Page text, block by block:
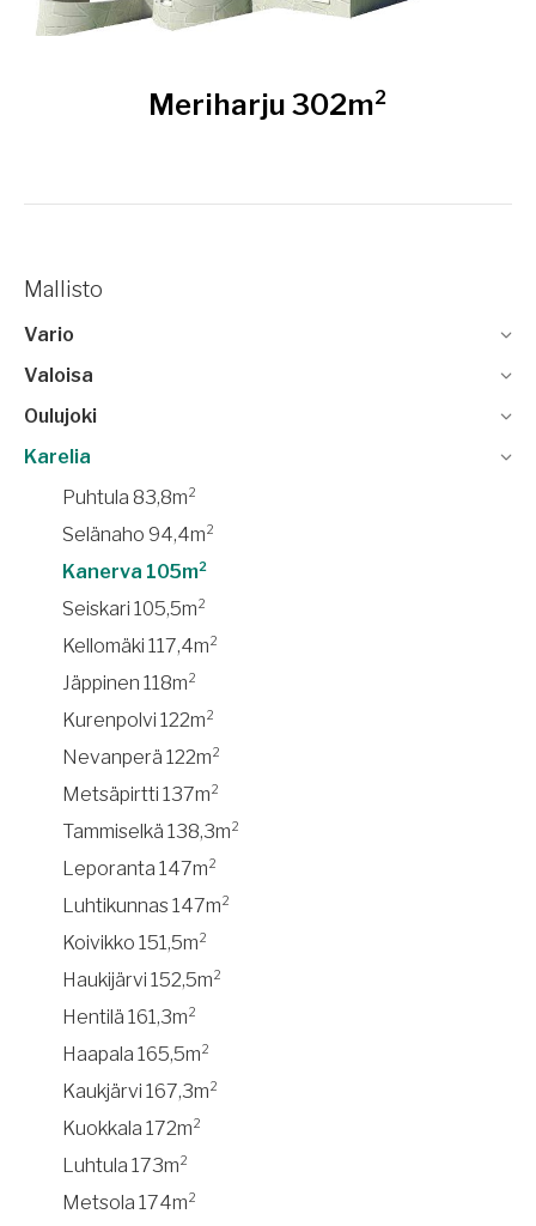
Meriharju 302m²
Mallisto
Vario
Valoisa
Oulujoki
Karelia
Puhtula 83,8m²
Selänaho 94,4m²
Kanerva 105m²
Seiskari 105,5m²
Kellomäki 117,4m²
Jäppinen 118m²
Kurenpolvi 122m²
Nevanperä 122m²
Metsäpirtti 137m²
Tammiselkä 138,3m²
Leporanta 147m²
Luhtikunnas 147m²
Koivikko 151,5m²
Haukijärvi 152,5m²
Hentilä 161,3m²
Haapala 165,5m²
Kaukjärvi 167,3m²
Kuokkala 172m²
Luhtula 173m²
Metsola 174m²